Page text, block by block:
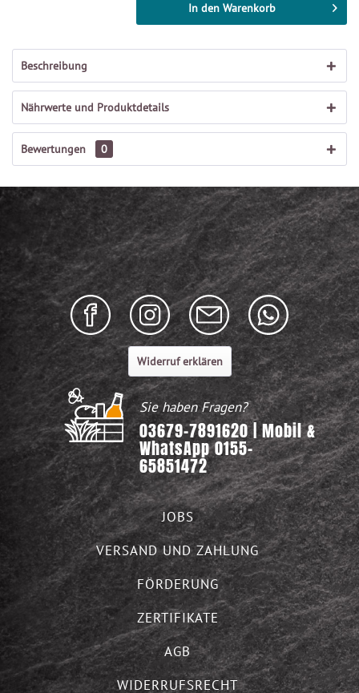
In den Warenkorb
Beschreibung
Nährwerte und Produktdetails
Bewertungen 0
Widerruf erklären
Sie haben Fragen?
03679-7891620 | Mobil &
WhatsApp 0155-
65851472
JOBS
VERSAND UND ZAHLUNG
FÖRDERUNG
ZERTIFIKATE
AGB
WIDERRUFSRECHT